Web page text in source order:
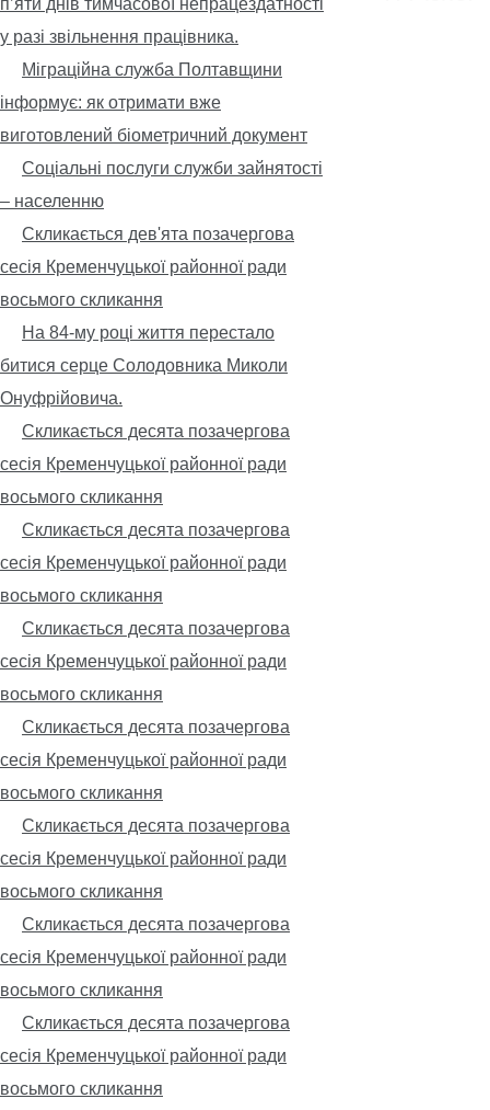
п’яти днів тимчасової непрацездатності
у разі звільнення працівника.
Міграційна служба Полтавщини
інформує: як отримати вже
виготовлений біометричний документ
Соціальні послуги служби зайнятості
– населенню
Скликається дев'ята позачергова
сесія Кременчуцької районної ради
восьмого скликання
На 84-му році життя перестало
битися серце Солодовника Миколи
Онуфрійовича.
Скликається десята позачергова
сесія Кременчуцької районної ради
восьмого скликання
Скликається десята позачергова
сесія Кременчуцької районної ради
восьмого скликання
Скликається десята позачергова
сесія Кременчуцької районної ради
восьмого скликання
Скликається десята позачергова
сесія Кременчуцької районної ради
восьмого скликання
Скликається десята позачергова
сесія Кременчуцької районної ради
восьмого скликання
Скликається десята позачергова
сесія Кременчуцької районної ради
восьмого скликання
Скликається десята позачергова
сесія Кременчуцької районної ради
восьмого скликання